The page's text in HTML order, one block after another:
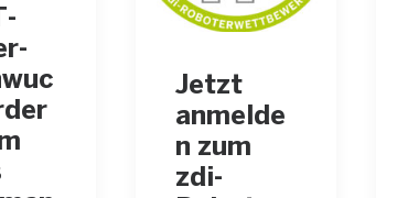
Jetzt
anmelde
n zum
zdi-